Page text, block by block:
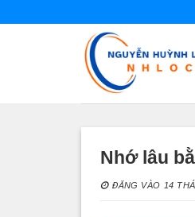
Nhớ lâu
ĐĂNG VÀO 14